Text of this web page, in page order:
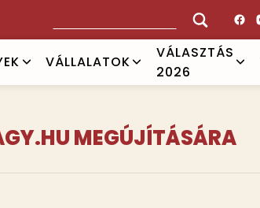
VÁLLALATOK
VÁLASZTÁS
2026
MEGÚJÍTÁSÁRA